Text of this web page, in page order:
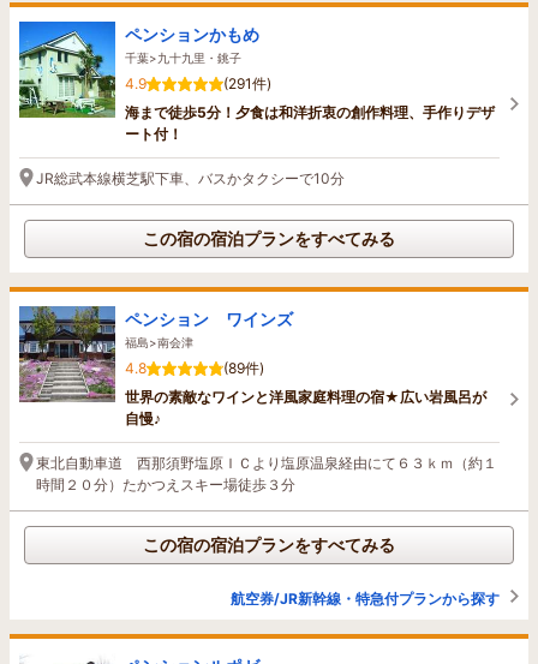
ペンションかもめ
千葉>九十九里・銚子
4.9
(291件)
海まで徒歩5分！夕食は和洋折衷の創作料理、手作りデザ
ート付！
JR総武本線横芝駅下車、バスかタクシーで10分
この宿の宿泊プランをすべてみる
ペンション ワインズ
福島>南会津
4.8
(89件)
世界の素敵なワインと洋風家庭料理の宿★広い岩風呂が
自慢♪
東北自動車道 西那須野塩原ＩＣより塩原温泉経由にて６３ｋｍ（約１
時間２０分）たかつえスキー場徒歩３分
この宿の宿泊プランをすべてみる
航空券/JR新幹線・特急付プランから探す